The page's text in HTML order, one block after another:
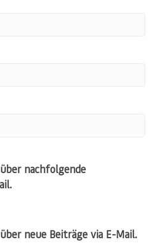
nachfolgende
neue Beiträge via E-Mail.